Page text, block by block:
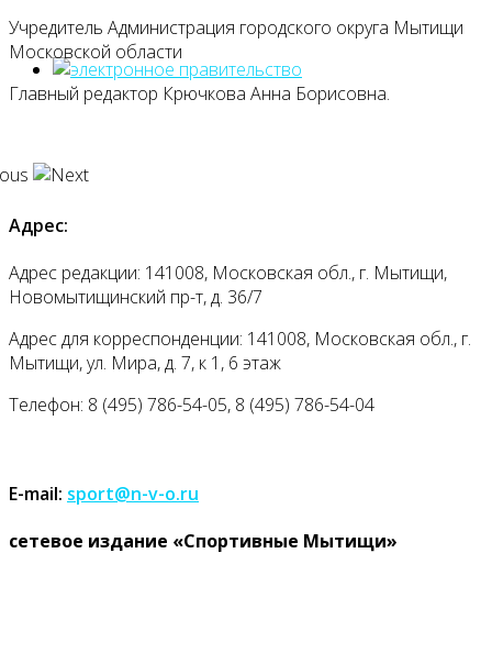
Учредитель Администрация городского округа Мытищи
Московской области
Главный редактор Крючкова Анна Борисовна.
Адрес:
Адрес редакции: 141008, Московская обл., г. Мытищи,
Новомытищинский пр-т, д. 36/7
Адрес для корреспонденции: 141008, Московская обл., г.
Мытищи, ул. Мира, д. 7, к 1, 6 этаж
Телефон: 8 (495) 786-54-05, 8 (495) 786-54-04
E-mail: sport@n-v-o.ru
cетевое издание «Спортивные Мытищи»